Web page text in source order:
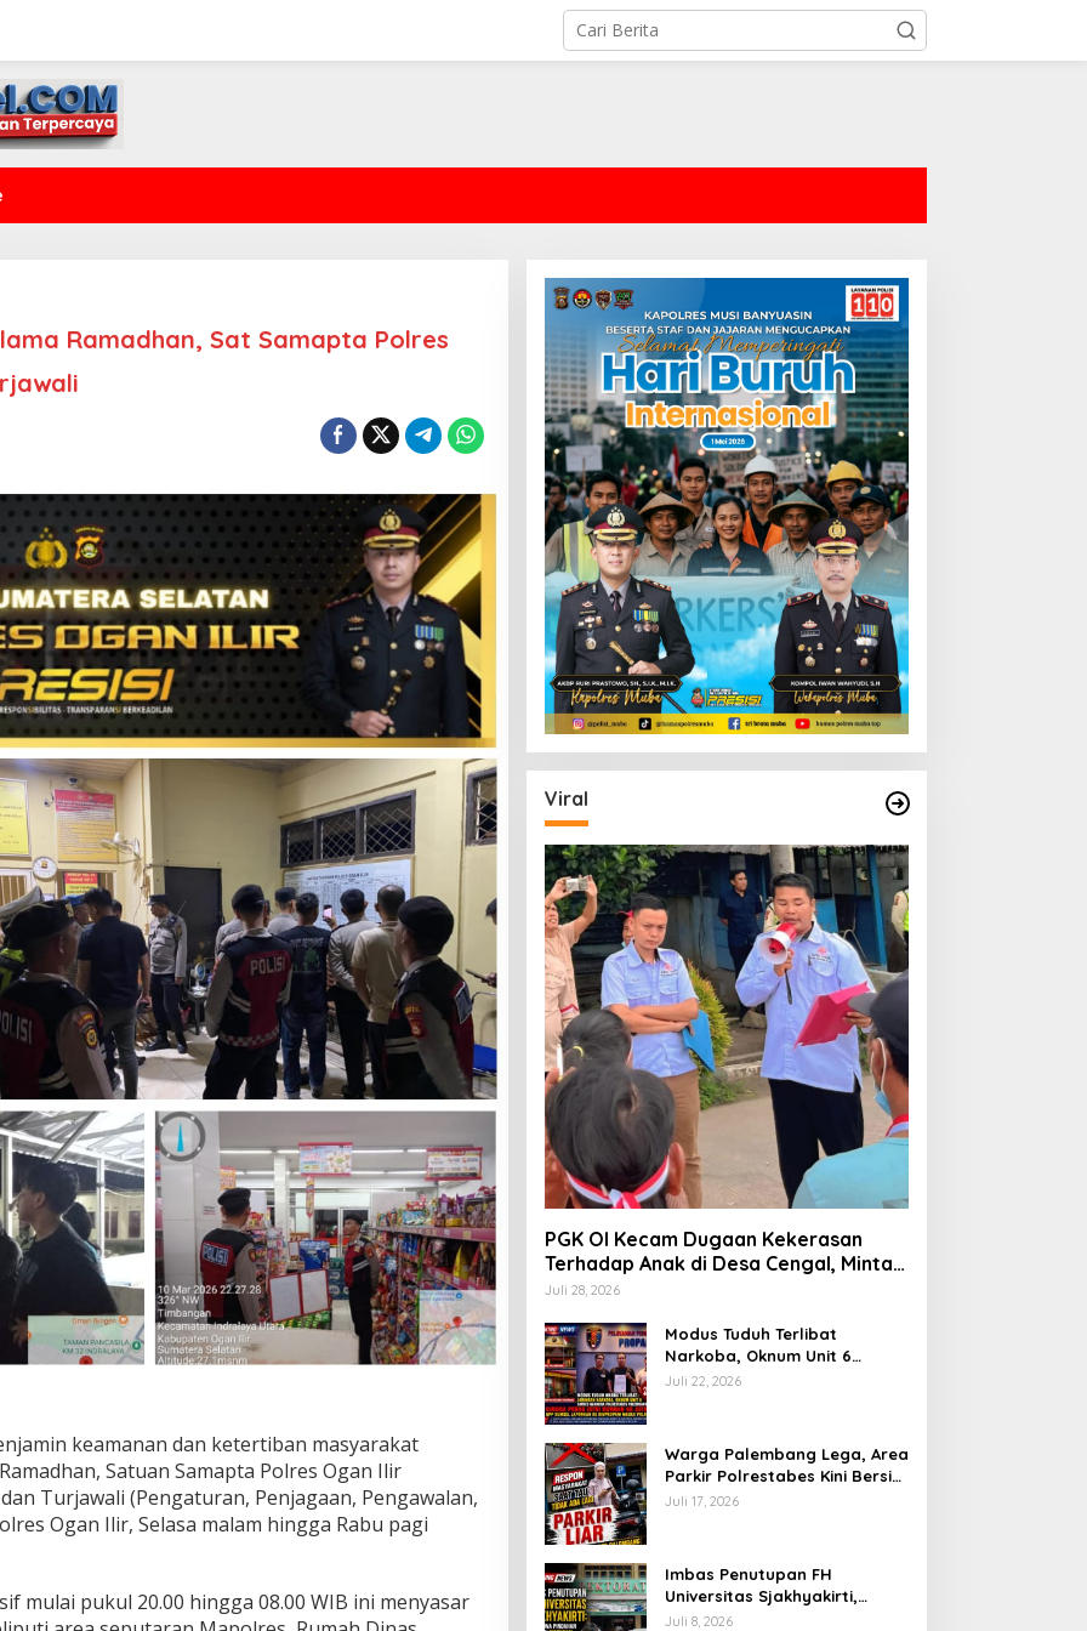
Ramadhan, Sat Samapta Polres
keamanan dan ketertiban masyarakat
Satuan Samapta Polres Ogan Ilir
Turjawali (Pengaturan, Penjagaan, Pengawalan,
Ogan Ilir, Selasa malam hingga Rabu pagi
mulai pukul 20.00 hingga 08.00 WIB ini menyasar
Viral
PGK OI Kecam Dugaan Kekerasan
Terhadap Anak di Desa Cengal, Minta
Aparat Bertindak Tegas Jika Terbukti
Juli 28, 2026
Modus Tuduh Terlibat
Narkoba, Oknum Unit 6
Satres Narkoba Polrestabes
Sumsel Lapor ke Divpropam
Mabes Polri
Juli 22, 2026
Warga Palembang Lega, Area
Parkir Polrestabes Kini Bersih
dari Jukir Liar dan Gratis
Juli 17, 2026
Imbas Penutupan FH
Universitas Sjakhyakirti,
Mahasiswa Pindahan
Juli 8, 2026